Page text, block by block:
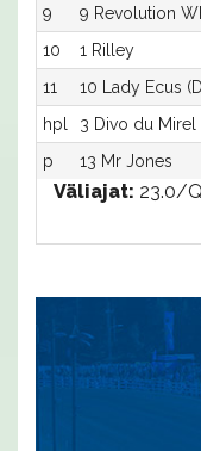
9
9 Revolution
10
1 Rilley
11
10 Lady Ecus
hpl
3 Divo du Mirel
p
13 Mr Jones
Väliajat: 23.0/